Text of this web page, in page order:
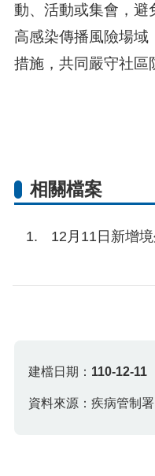
動、活動或集會，避
高感染傳播風險場域
措施，共同嚴守社區
相關檔案
12月11日新增
建檔日期： 110-12-11
資料來源：疾病管制署